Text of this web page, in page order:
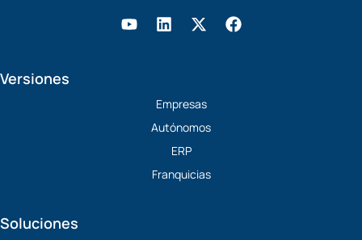
Y L
d
i
n
X
t
t
e
F
a
Versiones
Empresas
Autónomos
ERP
Franquicias
Soluciones